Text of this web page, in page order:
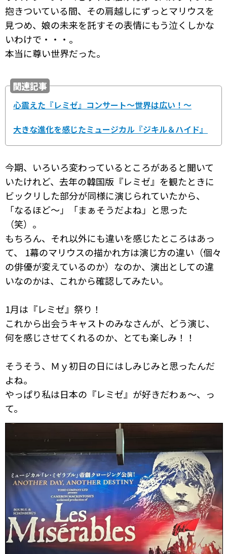
抱きついている間、その肩越しにずっとマリウスを
見つめ、娘の未来を託すその表情にもう泣くしかな
いわけで・・・。
本当に尊い世界だった。
関連記事
心震えた『レミゼ』コンサート～世界は広い！～
大きな進化を感じたミュージカル『ジキル＆ハイド』
今期、いろいろ変わっているところがあると聞いて
いたけれど、去年の韓国版『レミゼ』を観たときに
ビックリした部分が同様に演じられていたから、
「なるほど～」「まぁそうだよね」と思った
（笑）。
もちろん、それ以外にも違いを感じたところはあっ
て、 1幕のマリウスの描かれ方は演じ方の違い（個々
の俳優が変えているのか）なのか、演出としての違
いなのかは、これから確認してみたい。
1月は『レミゼ』祭り！
これから出会うキャストのみなさんが、どう演じ、
何を感じさせてくれるのか、とても楽しみ！！
そうそう、Ｍｙ初日の日にはしみじみと思ったんだ
よね。
やっぱり私は日本の『レミゼ』が好きだわぁ～、っ
て。